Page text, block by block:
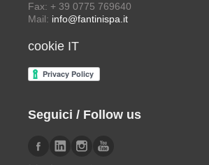
Fax: + 39 0775 769640
Mail: info@fantinispa.it
cookie IT
Seguici / Follow us